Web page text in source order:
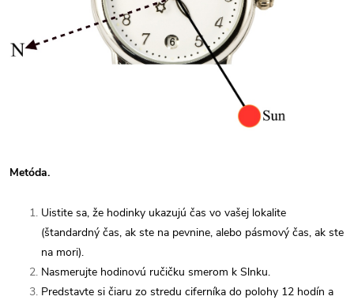
Metóda.
Uistite sa, že hodinky ukazujú čas vo vašej lokalite
(štandardný čas, ak ste na pevnine, alebo pásmový čas, ak ste
na mori).
Nasmerujte hodinovú ručičku smerom k Slnku.
Predstavte si čiaru zo stredu ciferníka do polohy 12 hodín a